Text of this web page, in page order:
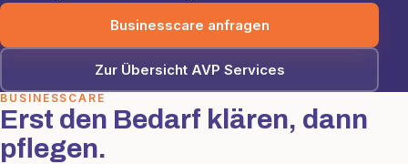
Businesscare anfragen
Zur Übersicht AVP Services
BUSINESSCARE
Erst den Bedarf klären, dann
pflegen.